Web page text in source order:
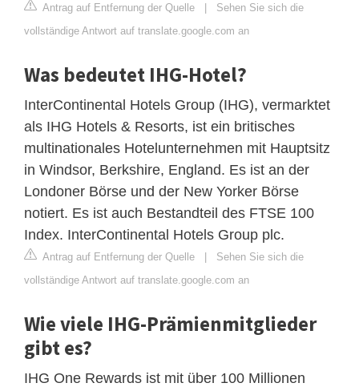
Antrag auf Entfernung der Quelle | Sehen Sie sich die
vollständige Antwort auf translate.google.com an
Was bedeutet IHG-Hotel?
InterContinental Hotels Group (IHG), vermarktet
als IHG Hotels & Resorts, ist ein britisches
multinationales Hotelunternehmen mit Hauptsitz
in Windsor, Berkshire, England. Es ist an der
Londoner Börse und der New Yorker Börse
notiert. Es ist auch Bestandteil des FTSE 100
Index. InterContinental Hotels Group plc.
Antrag auf Entfernung der Quelle | Sehen Sie sich die
vollständige Antwort auf translate.google.com an
Wie viele IHG-Prämienmitglieder
gibt es?
IHG One Rewards ist mit über 100 Millionen